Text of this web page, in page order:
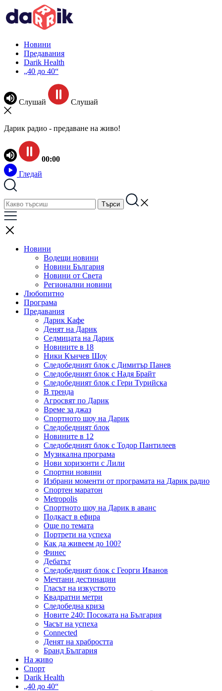
Новини
Предавания
Darik Health
„40 до 40“
Слушай Слушай
Дарик радио - предаване на живо!
00:00
Гледай
Новини
Водещи новини
Новини България
Новини от Света
Регионални новини
Любопитно
Програма
Предавания
Дарик Кафе
Денят на Дарик
Седмицата на Дарик
Новините в 18
Ники Кънчев Шоу
Следобедният блок с Димитър Панев
Следобедният блок с Надя Брайт
Следобедният блок с Гери Турийска
В тренда
Агросвят по Дарик
Време за джаз
Спортното шоу на Дарик
Следобедният блок
Новините в 12
Следобедният блок с Тодор Пантилеев
Музикална програма
Нови хоризонти с Лили
Спортни новини
Избрани моменти от програмата на Дарик радио
Спортен маратон
Metropolis
Спортното шоу на Дарик в аванс
Подкаст в ефира
Още по темата
Портрети на успеха
Как да живеем до 100?
Финес
Дебатът
Следобедният блок с Георги Иванов
Мечтани дестинации
Гласът на изкуството
Квадратни метри
Следобедна криза
Новите 240: Посоката на България
Часът на успеха
Connected
Денят на храбростта
Бранд България
На живо
Спорт
Darik Health
„40 до 40“